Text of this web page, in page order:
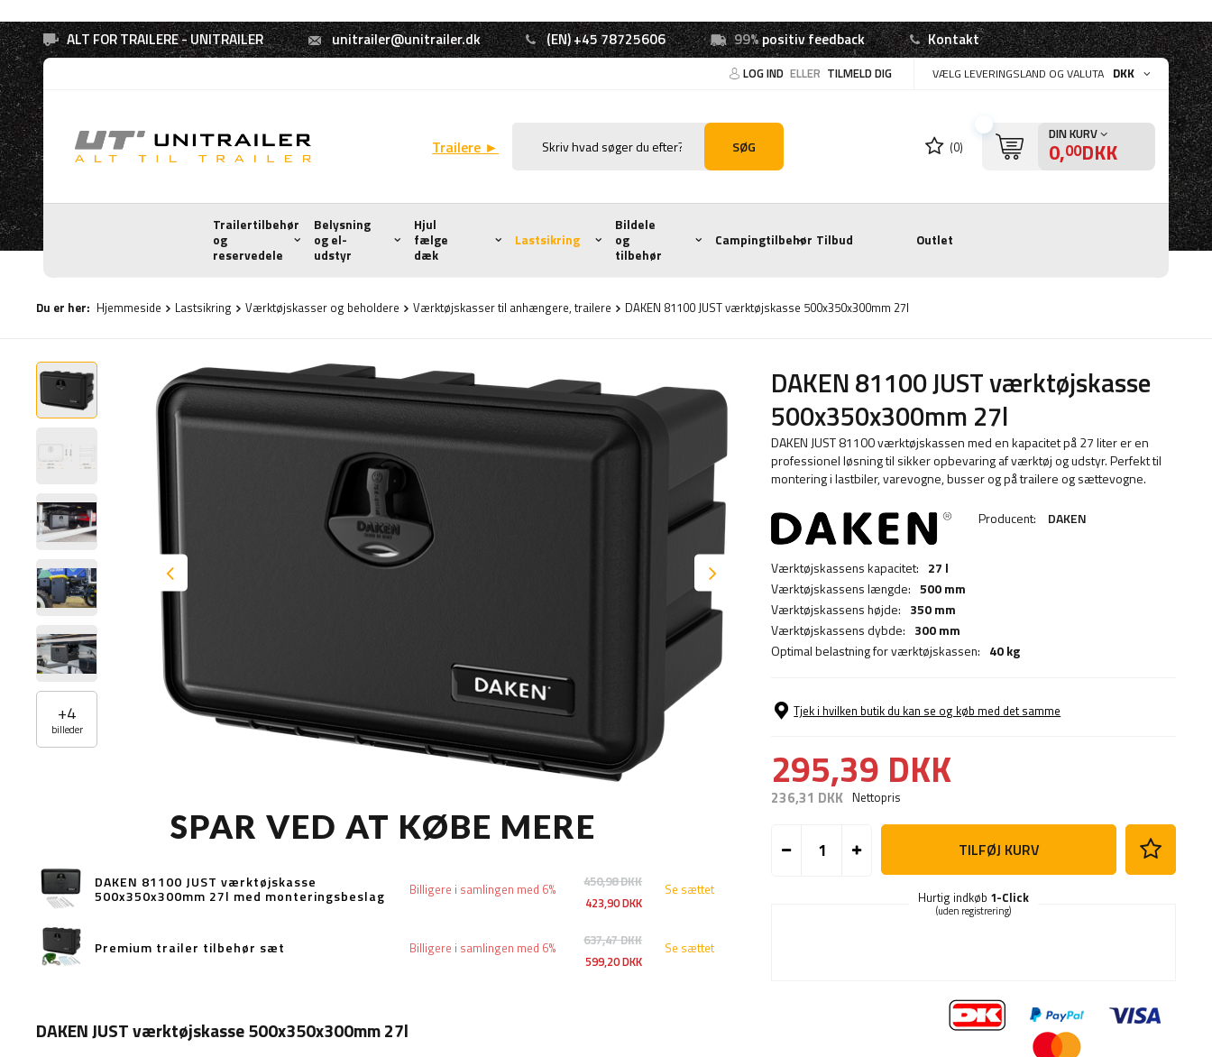
ALT FOR TRAILERE - UNITRAILER unitrailer@unitrailer.dk (EN) +45 78725606 99%positiv feedback Kontakt
LOG IND ELLER TILMELD DIG VÆLG LEVERINGSLAND OG VALUTA DKK
Trailere ► SØG (0)
DIN KURV
0,00DKK
Trailertilbehør
og
reservedele
Belysning
og el-
udstyr
Hjul
fælge
dæk
Lastsikring
Bildele
og
tilbehør
Campingtilbehør Tilbud Outlet
Du er her: Hjemmeside Lastsikring Værktøjskasser og beholdere Værktøjskasser til anhængere, trailere DAKEN 81100 JUST værktøjskasse 500x350x300mm 27l
+4
billeder
DAKEN 81100 JUST værktøjskasse
500x350x300mm 27l
DAKEN JUST 81100 værktøjskassen med en kapacitet på 27 liter er en
professionel løsning til sikker opbevaring af værktøj og udstyr. Perfekt til
montering i lastbiler, varevogne, busser og på trailere og sættevogne.
Producent: DAKEN
Værktøjskassens kapacitet: 27 l
Værktøjskassens længde: 500 mm
Værktøjskassens højde: 350 mm
Værktøjskassens dybde: 300 mm
Optimal belastning for værktøjskassen: 40 kg
Tjek i hvilken butik du kan se og køb med det samme
295,39 DKK
236,31 DKK Nettopris
TILFØJ KURV
Hurtig indkøb 1-Click
(uden registrering)
SPAR VED AT KØBE MERE
DAKEN 81100 JUST værktøjskasse
500x350x300mm 27l med monteringsbeslag
450,98 DKK
423,90 DKK
Billigere i samlingen med 6% Se sættet
Premium trailer tilbehør sæt
637,47 DKK
599,20 DKK
Billigere i samlingen med 6% Se sættet
DAKEN JUST værktøjskasse 500x350x300mm 27l